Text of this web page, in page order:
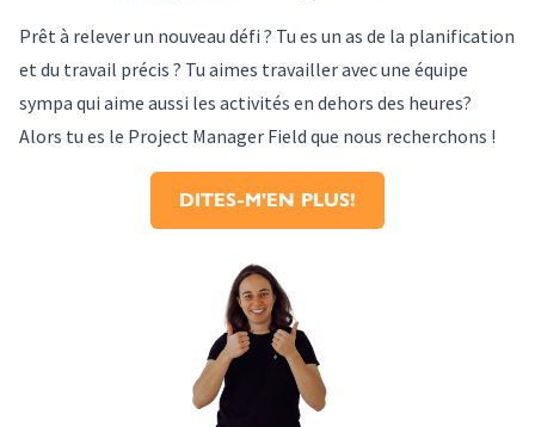
Prêt à relever un nouveau défi ? Tu es un as de la planification
et du travail précis ? Tu aimes travailler avec une équipe
sympa qui aime aussi les activités en dehors des heures?
Alors tu es le Project Manager Field que nous recherchons !
DITES-M'EN PLUS!